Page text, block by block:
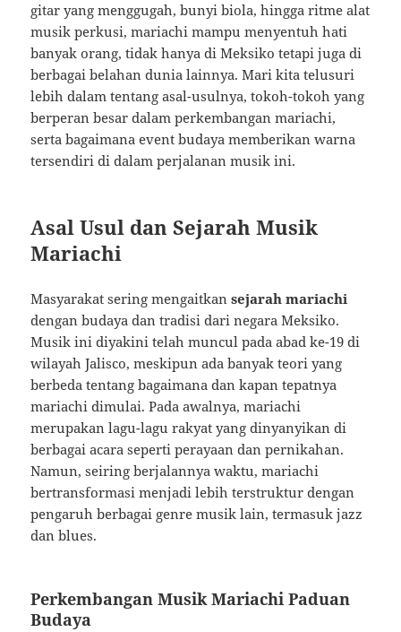
gitar yang menggugah, bunyi biola, hingga ritme alat
musik perkusi, mariachi mampu menyentuh hati
banyak orang, tidak hanya di Meksiko tetapi juga di
berbagai belahan dunia lainnya. Mari kita telusuri
lebih dalam tentang asal-usulnya, tokoh-tokoh yang
berperan besar dalam perkembangan mariachi,
serta bagaimana event budaya memberikan warna
tersendiri di dalam perjalanan musik ini.
Asal Usul dan Sejarah Musik
Mariachi
Masyarakat sering mengaitkansejarah mariachi
dengan budaya dan tradisi dari negara Meksiko.
Musik ini diyakini telah muncul pada abad ke-19 di
wilayah Jalisco, meskipun ada banyak teori yang
berbeda tentang bagaimana dan kapan tepatnya
mariachi dimulai. Pada awalnya, mariachi
merupakan lagu-lagu rakyat yang dinyanyikan di
berbagai acara seperti perayaan dan pernikahan.
Namun, seiring berjalannya waktu, mariachi
bertransformasi menjadi lebih terstruktur dengan
pengaruh berbagai genre musik lain, termasuk jazz
dan blues.
Perkembangan Musik Mariachi Paduan
Budaya